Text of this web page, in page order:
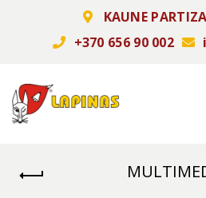
KAUNE
+370 656 90 002